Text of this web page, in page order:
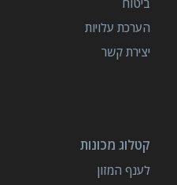
הערכת עלויות
יצירת קשר
קטלוג מכונות
לענף המזון